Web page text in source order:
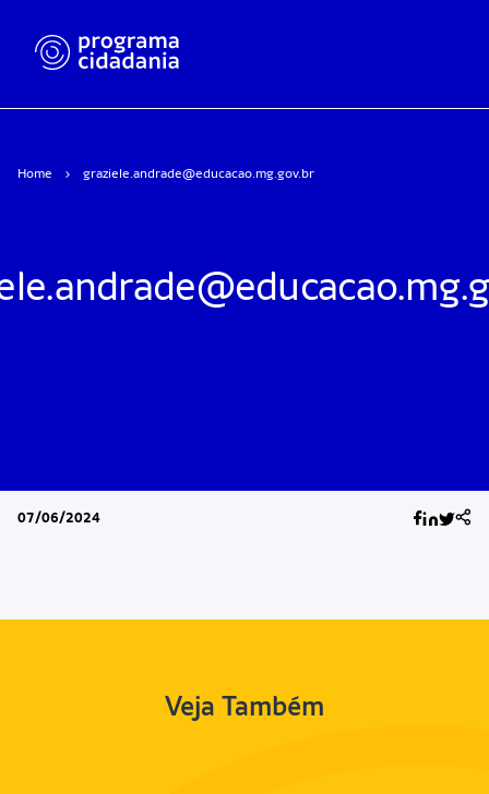
Home graziele.andrade@educacao.mg.gov.br
07/06/2024
Veja Também